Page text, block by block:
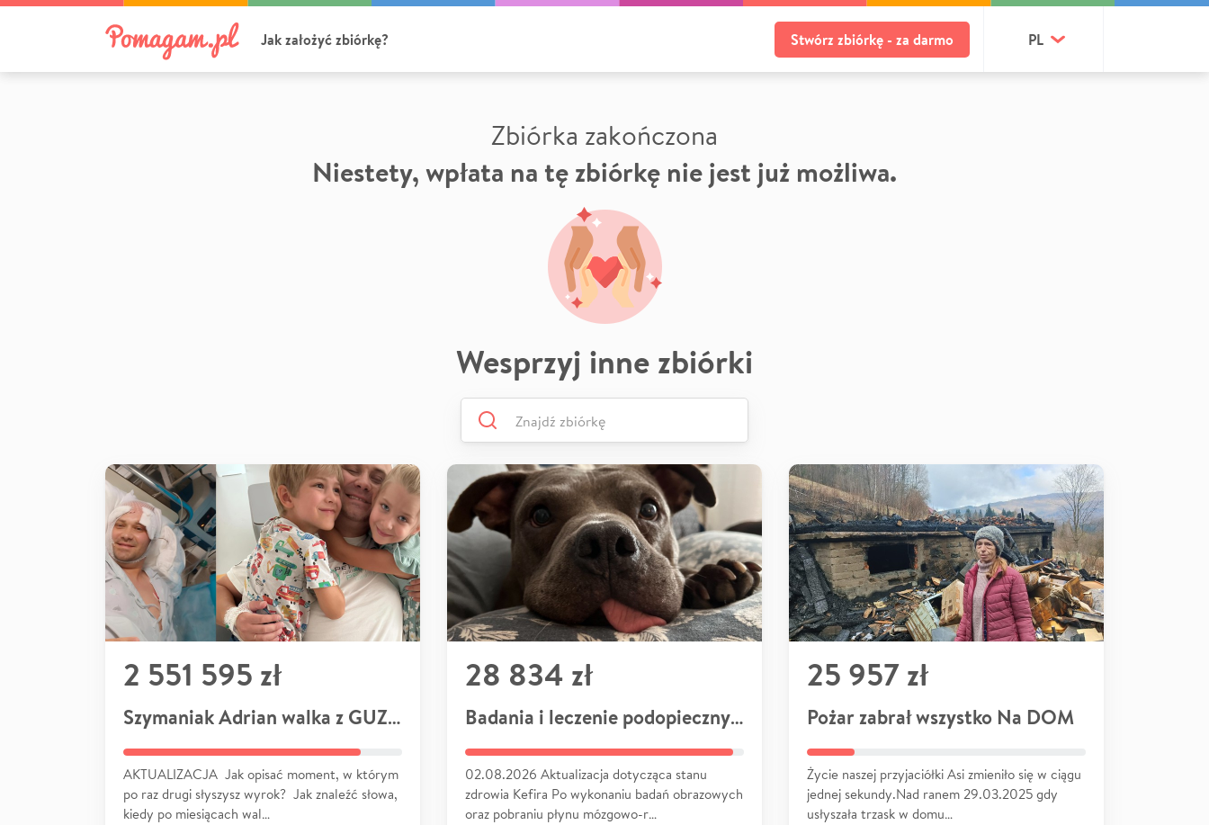
Jak założyć zbiórkę? Stwórz zbiórkę - za darmo PL
Zbiórka zakończona
Niestety, wpłata na tę zbiórkę nie jest już możliwa.
Wesprzyj inne zbiórki
2 551 595 zł
Szymaniak Adrian walka z GUZEM
AKTUALIZACJA Jak opisać moment, w którym
po raz drugi słyszysz wyrok? Jak znaleźć słowa,
kiedy po miesiącach wal…
28 834 zł
Badania i leczenie podopiecznych
02.08.2026 Aktualizacja dotycząca stanu
zdrowia Kefira Po wykonaniu badań obrazowych
oraz pobraniu płynu mózgowo-r…
25 957 zł
Pożar zabrał wszystko Na DOM
Życie naszej przyjaciółki Asi zmieniło się w ciągu
jednej sekundy.Nad ranem 29.03.2025 gdy
usłyszała trzask w domu…